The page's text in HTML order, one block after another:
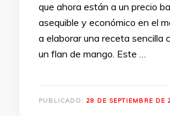
que ahora están a un precio
asequible y económico en el
a elaborar una receta sencilla
un flan de mango. Este …
PUBLICADO: 28 DE SEPTIEMBRE DE